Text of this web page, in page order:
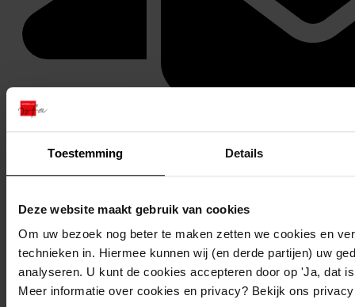
Toestemming Details
Deze website maakt gebruik van cookies
Om uw bezoek nog beter te maken zetten we cookies en
technieken in. Hiermee kunnen wij (en derde partijen) uw
analyseren. U kunt de cookies accepteren door op 'Ja, dat
Meer informatie over cookies en privacy? Bekijk ons
Delen